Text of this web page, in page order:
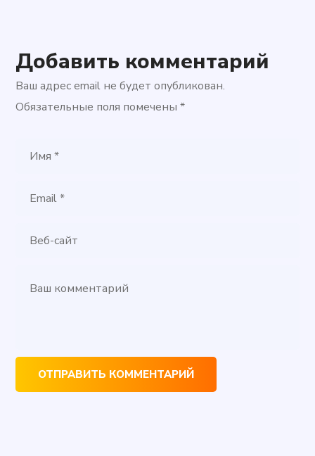
Добавить комментарий
Ваш адрес email не будет опубликован.
Обязательные поля помечены*